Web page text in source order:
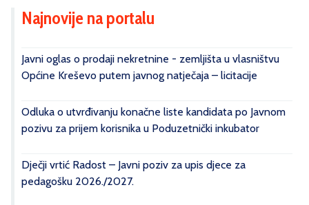
Najnovije na portalu
Javni oglas o prodaji nekretnine - zemljišta u vlasništvu
Općine Kreševo putem javnog natječaja – licitacije
Odluka o utvrđivanju konačne liste kandidata po Javnom
pozivu za prijem korisnika u Poduzetnički inkubator
Dječji vrtić Radost – Javni poziv za upis djece za
pedagošku 2026./2027.